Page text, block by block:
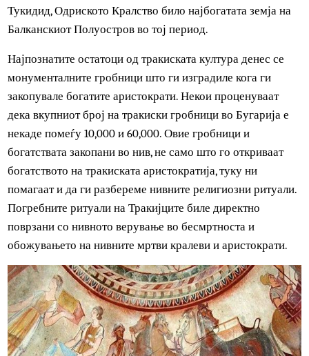
племиња била Одриското кралство, кое било основано
почетокот на петтиот век п.н.е од Терес I. Според
Тукидид, Одриското Кралство било најбогатата земја на
Балканскиот Полуостров во тој период.
Најпознатите остатоци од тракиската култура денес се
монументалните гробници што ги изградиле кога ги
закопувале богатите аристократи. Некои проценуваат
дека вкупниот број на тракиски гробници во Бугарија е
некаде помеѓу 10,000 и 60,000. Овие гробници и
богатствата закопани во нив, не само што го откриваат
богатството на тракиската аристократија, туку ни
помагаат и да ги разбереме нивните религиозни
поврзани со нивното верување во бесмртноста и
обожувањето на нивните мртви кралеви и аристократи.